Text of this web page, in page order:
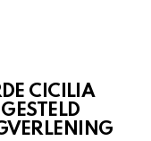
CICILIA